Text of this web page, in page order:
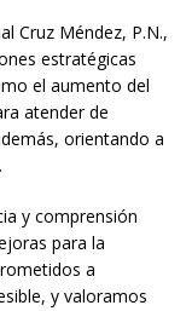
Cruz Méndez, P.N.,
estratégicas
el aumento del
atender de
orientando a
y comprensión
para la
a
y valoramos